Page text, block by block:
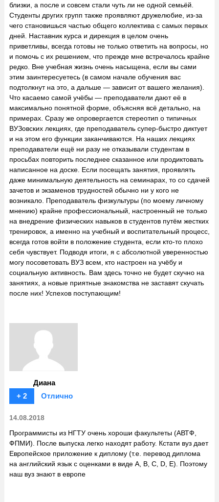
близки, а после и совсем стали чуть ли не одной семьёй.
Студенты других групп также проявляют дружелюбие, из-за
чего становишься частью общего коллектива с самых первых
дней. Наставник курса и дирекция в целом очень
приветливы, всегда готовы не только ответить на вопросы, но
и помочь с их решением, что прежде мне встречалось крайне
редко. Вне учебная жизнь очень насыщена, если вы сами
этим заинтересуетесь (в самом начале обучения вас
подтолкнут на это, а дальше — зависит от вашего желания).
Что касаемо самой учёбы — преподаватели дают её в
максимально понятной форме, объясняя всё детально, на
примерах. Сразу же опровергается стереотип о типичных
ВУЗовских лекциях, где преподаватель супер-быстро диктует
и на этом его функции заканчиваются. На наших лекциях
преподаватели ещё ни разу не отказывали студентам в
просьбах повторить последнее сказанное или продиктовать
написанное на доске. Если посещать занятия, проявлять
даже минимальную деятельность на семинарах, то со сдачей
зачетов и экзаменов трудностей обычно ни у кого не
возникало. Преподаватель физкультуры (по моему личному
мнению) крайне профессиональный, настроенный не только
на внедрение физических навыков в студентов путём жестких
тренировок, а именно на учебный и воспитательный процесс,
всегда готов войти в положение студента, если кто-то плохо
себя чувствует. Подводя итоги, я с абсолютной уверенностью
могу посоветовать ВУЗ всем, кто настроен на учёбу и
социальную активность. Вам здесь точно не будет скучно на
занятиях, а новые приятные знакомства не заставят скучать
после них! Успехов поступающим!
Диана
+ 2
Отлично
14.08.2018
Программисты из НГТУ очень хороши факультеты (АВТФ,
ФПМИ). После выпуска легко находят работу. Кстати вуз дает
Европейское приложение к диплому (т.е. перевод диплома
на английский язык с оценками в виде A, B, C, D, E). Поэтому
наш вуз знают в европе